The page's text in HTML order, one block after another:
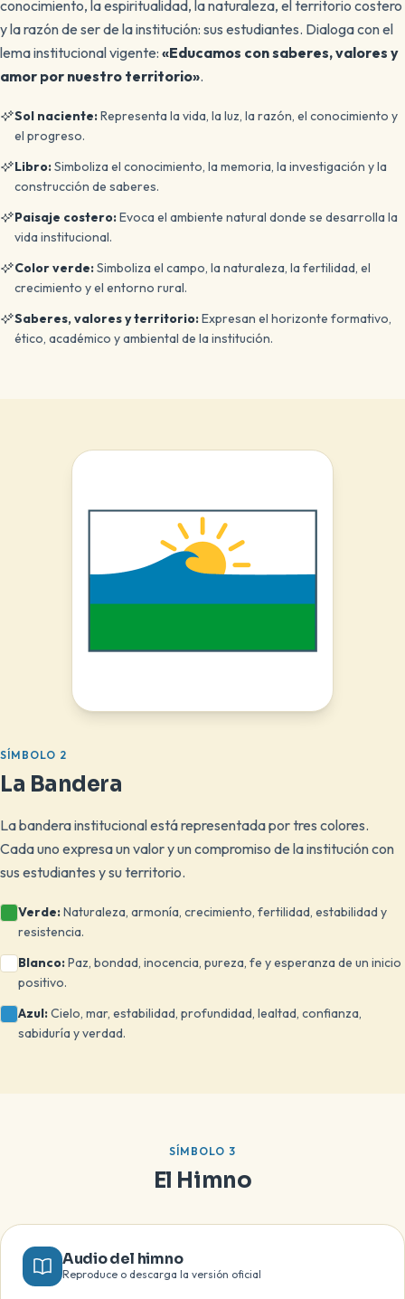
conocimiento, la espiritualidad, la naturaleza, el territorio costero
y la razón de ser de la institución: sus estudiantes. Dialoga con el
lema institucional vigente: «Educamos con saberes, valores y
amor por nuestro territorio».
Sol naciente:Representa la vida, la luz, la razón, el conocimiento y
el progreso.
Libro:Simboliza el conocimiento, la memoria, la investigación y la
construcción de saberes.
Paisaje costero:Evoca el ambiente natural donde se desarrolla la
vida institucional.
Color verde:Simboliza el campo, la naturaleza, la fertilidad, el
crecimiento y el entorno rural.
Saberes, valores y territorio:Expresan el horizonte formativo,
ético, académico y ambiental de la institución.
SÍMBOLO 2
La Bandera
La bandera institucional está representada por tres colores.
Cada uno expresa un valor y un compromiso de la institución con
sus estudiantes y su territorio.
Verde:Naturaleza, armonía, crecimiento, fertilidad, estabilidad y
resistencia.
Blanco:Paz, bondad, inocencia, pureza, fe y esperanza de un inicio
positivo.
Azul:Cielo, mar, estabilidad, profundidad, lealtad, confianza,
sabiduría y verdad.
SÍMBOLO 3
El Himno
Audio del himno
Reproduce o descarga la versión oficial